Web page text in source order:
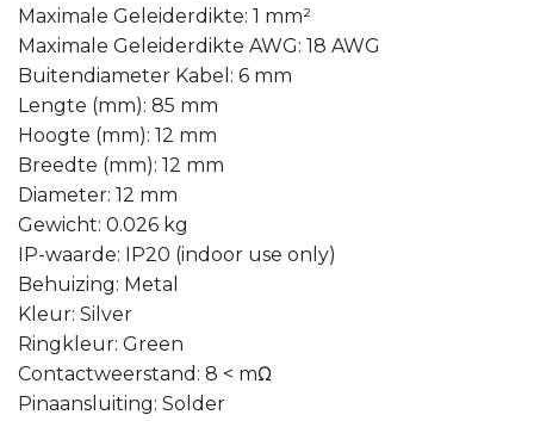
Maximale Geleiderdikte: 1 mm²
Maximale Geleiderdikte AWG: 18 AWG
Buitendiameter Kabel: 6 mm
Lengte (mm): 85 mm
Hoogte (mm): 12 mm
Breedte (mm): 12 mm
Diameter: 12 mm
Gewicht: 0.026 kg
IP-waarde: IP20 (indoor use only)
Behuizing: Metal
Kleur: Silver
Ringkleur: Green
Contactweerstand: 8 < mΩ
Pinaansluiting: Solder